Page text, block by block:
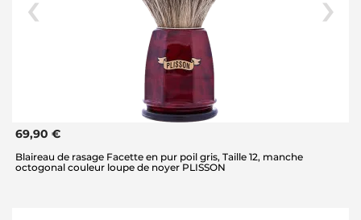
69,90 €
Blaireau de rasage Facette en pur poil gris, Taille 12, manche
octogonal couleur loupe de noyer PLISSON